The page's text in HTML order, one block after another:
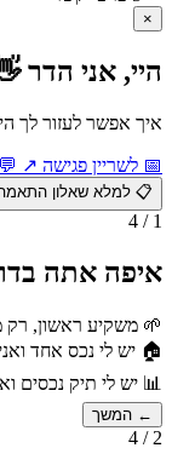
×
היי, אני הדר
איך אפשר לעזור לך
📅 לשריין פגישה ↗
💬
📋 למלא שאלון
1 / 4
איפה אתה
🌱 משקיע ראשון, רק
🏠 יש לי נכס אחד
📊 יש לי תיק נכסים
← המשך
2 / 4